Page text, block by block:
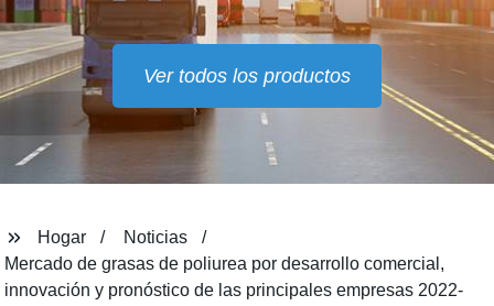
Ver todos los productos
Hogar
Noticias
Mercado de grasas de poliurea por desarrollo comercial,
innovación y pronóstico de las principales empresas 2022-